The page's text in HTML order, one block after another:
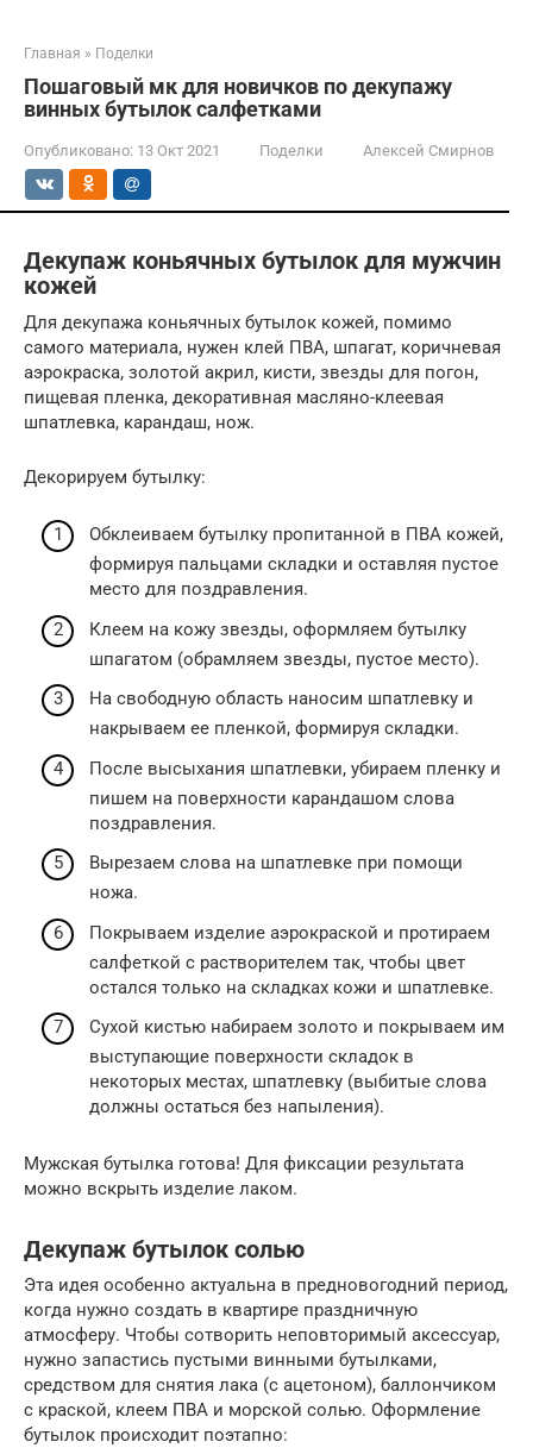
Главная » Поделки
Пошаговый мк для новичков по декупажу
винных бутылок салфетками
Опубликовано: 13 Окт 2021 Поделки Алексей Смирнов
Декупаж коньячных бутылок для мужчин
кожей
Для декупажа коньячных бутылок кожей, помимо
самого материала, нужен клей ПВА, шпагат, коричневая
аэрокраска, золотой акрил, кисти, звезды для погон,
пищевая пленка, декоративная масляно-клеевая
шпатлевка, карандаш, нож.
Декорируем бутылку:
Обклеиваем бутылку пропитанной в ПВА кожей,
формируя пальцами складки и оставляя пустое
место для поздравления.
Клеем на кожу звезды, оформляем бутылку
шпагатом (обрамляем звезды, пустое место).
На свободную область наносим шпатлевку и
накрываем ее пленкой, формируя складки.
После высыхания шпатлевки, убираем пленку и
пишем на поверхности карандашом слова
поздравления.
Вырезаем слова на шпатлевке при помощи
ножа.
Покрываем изделие аэрокраской и протираем
салфеткой с растворителем так, чтобы цвет
остался только на складках кожи и шпатлевке.
Сухой кистью набираем золото и покрываем им
выступающие поверхности складок в
некоторых местах, шпатлевку (выбитые слова
должны остаться без напыления).
Мужская бутылка готова! Для фиксации результата
можно вскрыть изделие лаком.
Декупаж бутылок солью
Эта идея особенно актуальна в предновогодний период,
когда нужно создать в квартире праздничную
атмосферу. Чтобы сотворить неповторимый аксессуар,
нужно запастись пустыми винными бутылками,
средством для снятия лака (с ацетоном), баллончиком
с краской, клеем ПВА и морской солью. Оформление
бутылок происходит поэтапно: